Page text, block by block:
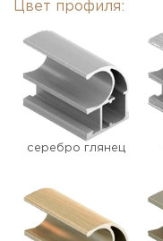
Цвет профиля:
серебро глянец